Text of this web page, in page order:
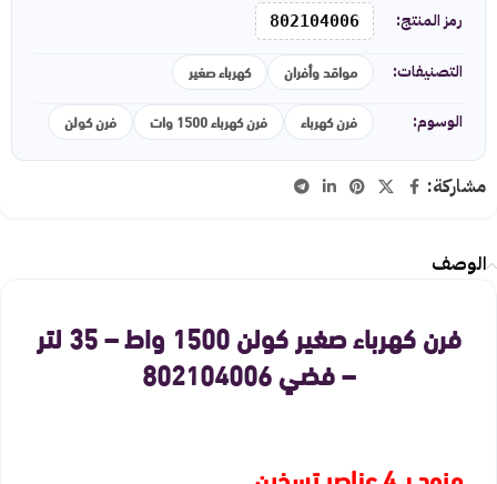
رمز المنتج: 802104006
التصنيفات: مواقد وأفران كهرباء صغير
الوسوم: فرن كهرباء فرن كهرباء 1500 وات فرن كولن
مشاركة:
الوصف
فرن كهرباء صغير كولن 1500 واط – 35 لتر
– فضي 802104006